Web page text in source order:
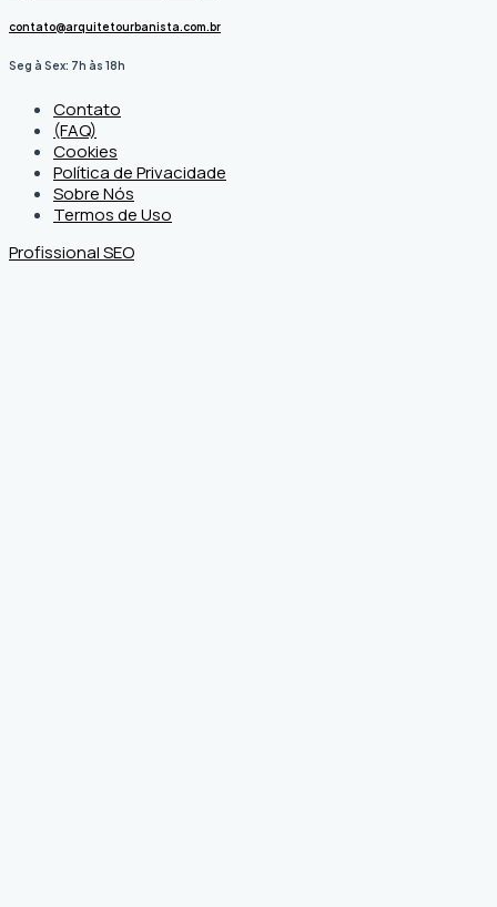
contato@arquitetourbanista.com.br
Seg à Sex: 7h às 18h
Contato
(FAQ)
Cookies
Política de Privacidade
Sobre Nós
Termos de Uso
Profissional SEO